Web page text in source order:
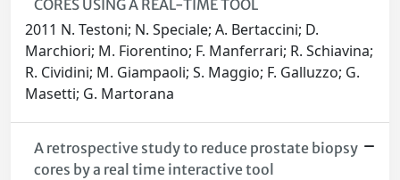
CORES USING A REAL-TIME TOOL
2011 N. Testoni; N. Speciale; A. Bertaccini; D.
Marchiori; M. Fiorentino; F. Manferrari; R. Schiavina;
R. Cividini; M. Giampaoli; S. Maggio; F. Galluzzo; G.
Masetti; G. Martorana
A retrospective study to reduce prostate biopsy
cores by a real time interactive tool